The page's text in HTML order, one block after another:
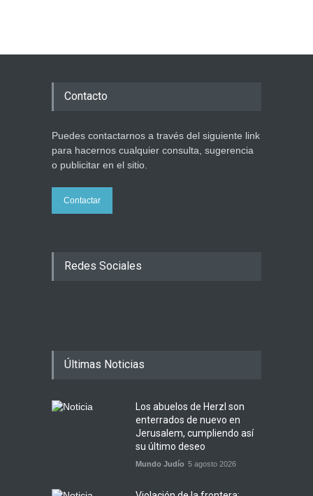
Contacto
Puedes contactarnos a través del siguiente link
para hacernos cualquier consulta, sugerencia
o publicitar en el sitio.
Contactar
Redes Sociales
Últimas Noticias
Los abuelos de Herzl son
enterrados de nuevo en
Jerusalem, cumpliendo así
su último deseo
Mundo Judío 5 agosto 2026